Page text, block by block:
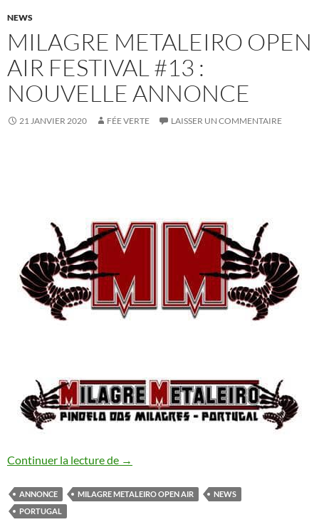
NEWS
MILAGRE METALEIRO OPEN
AIR FESTIVAL #13 :
NOUVELLE ANNONCE
21 JANVIER 2020 FÉE VERTE LAISSER UN COMMENTAIRE
Continuer la lecture de Milagre Metaleiro Open Air Festival
→
ANNONCE MILAGRE METALEIRO OPEN AIR
NEWS
PORTUGAL